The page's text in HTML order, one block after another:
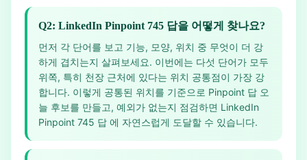
Q2: LinkedIn Pinpoint 745 답을 어떻게 찾나요?
먼저 각 단어를 보고 기능, 모양, 위치 중 무엇이 더 강
하게 겹치는지 살펴보세요. 이번에는 다섯 단어가 모두
위쪽, 특히 천장 근처에 있다는 위치 공통점이 가장 강
합니다. 이렇게 공통된 위치를 기준으로 Pinpoint 답 오
늘 후보를 만들고, 예외가 없는지 점검하면 LinkedIn
Pinpoint 745 답 에 자연스럽게 도달할 수 있습니다.